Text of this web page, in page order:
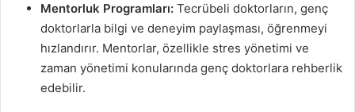
Mentorluk Programları: Tecrübeli doktorların, genç
doktorlarla bilgi ve deneyim paylaşması, öğrenmeyi
hızlandırır. Mentorlar, özellikle stres yönetimi ve
zaman yönetimi konularında genç doktorlara rehberlik
edebilir.